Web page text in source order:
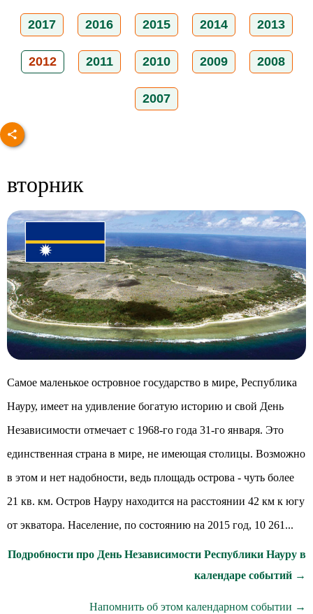
2017 2016 2015 2014 2013
2012 2011 2010 2009 2008
2007
вторник
Самое маленькое островное государство в мире, Республика
Науру, имеет на удивление богатую историю и свой День
Независимости отмечает с 1968-го года 31-го января. Это
единственная страна в мире, не имеющая столицы. Возможно
в этом и нет надобности, ведь площадь острова - чуть более
21 кв. км. Остров Науру находится на расстоянии 42 км к югу
от экватора. Население, по состоянию на 2015 год, 10 261...
Подробности про День Независимости Республики Науру в
календаре событий →
Напомнить об этом календарном событии →